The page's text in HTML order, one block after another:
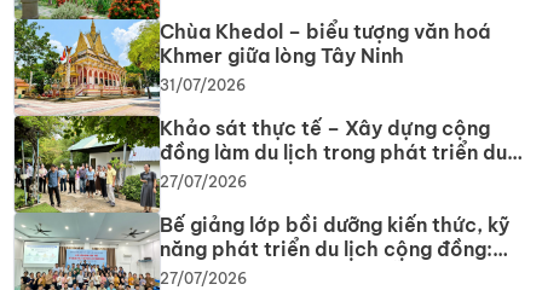
Chùa Khedol – biểu tượng văn hoá
Khmer giữa lòng Tây Ninh
31/07/2026
Khảo sát thực tế – Xây dựng cộng
đồng làm du lịch trong phát triển du
lịch cộng đồng tại tỉnh Tây Ninh
27/07/2026
Bế giảng lớp bồi dưỡng kiến thức, kỹ
năng phát triển du lịch cộng đồng:
Gắn lý thuyết với thực tiễn, lan tỏa tư
27/07/2026